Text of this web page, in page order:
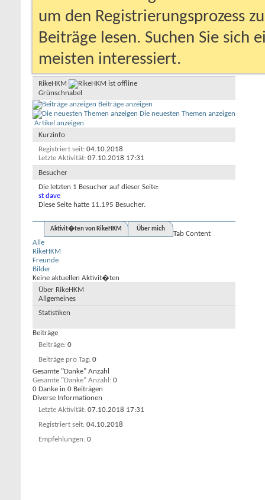
um den Registrierungsprozess
Beiträge lesen. Suchen Sie sich
meisten interessiert.
RikeHKM
Grünschnabel
Beiträge anzeigen
Die neuesten Themen anzeigen
Artikel anzeigen
Kurzinfo
Registriert seit 04.10.2018
Letzte Aktivität 07.10.2018 17:31
Besucher
Die letzten 1 Besucher auf dieser Seite:
st dave
Diese Seite hatte 11.195 Besucher.
Aktivit�ten von RikeHKM Über mich
Tab Content
Alle
RikeHKM
Freunde
Bilder
Keine aktuellen Aktivit�ten
Über RikeHKM
Allgemeines
Statistiken
Beiträge
Beiträge 0
Beiträge pro Tag 0
Gesamte "Danke" Anzahl
Gesamte "Danke" Anzahl
0
0 Danke in 0 Beiträgen
Diverse Informationen
Letzte Aktivität 07.10.2018 17:31
Registriert seit 04.10.2018
Empfehlungen 0